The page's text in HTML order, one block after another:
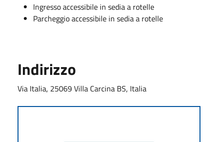
Ingresso accessibile in sedia a rotelle
Parcheggio accessibile in sedia a rotelle
Indirizzo
Via Italia, 25069 Villa Carcina BS, Italia